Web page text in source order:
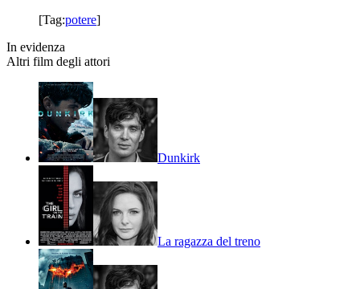
[Tag:potere]
In evidenza
Altri film degli attori
Dunkirk
La ragazza del treno